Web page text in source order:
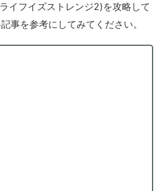
イフイズストレンジ2)を攻略して
事を参考にしてみてください。